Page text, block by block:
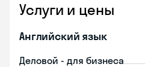
Услуги и цены
Английский язык
Деловой - для бизнеса